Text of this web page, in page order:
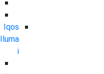
Iqos
Iluma
i